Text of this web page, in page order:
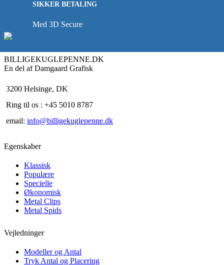
SIKKER BETALING
Med 3D Secure
BILLIGEKUGLEPENNE.DK
En del af Damgaard Grafisk
3200 Helsinge, DK
Ring til os : +45 5010 8787
email: info@billigekuglepenne.dk
Egenskaber
Klassisk
Populære
Specielle
Økonomisk
Metal Clips
Metal Spids
Vejledninger
Modeller og Antal
Tryk Antal og Placering